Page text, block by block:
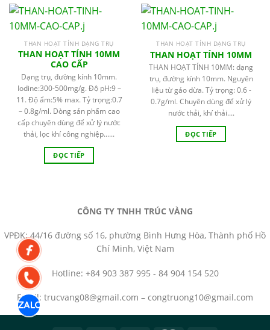
THAN HOẠT TÍNH DẠNG TRỤ
THAN HOẠT TÍNH 10MM
CAO CẤP
Dạng trụ, đường kính 10mm.
Iodine:300-500mg/g. Độ pH:9 –
11. Độ ẩm:5% max. Tỷ trọng:0.7
– 0.8g/ml. Dòng sản phẩm cao
cấp chuyên dùng để xử lý nước
thải, lọc khí công nghiệp......
ĐỌC TIẾP
THAN HOẠT TÍNH DẠNG TRỤ
THAN HOẠT TÍNH 10MM
THAN HOẠT TÍNH 10MM: dạng
trụ, đường kính 10mm. Nguyên
liệu từ gáo dừa. Tỷ trọng: 0.6 -
0.7g/ml. Chuyên dùng để xử lý
nước thải, khí thải....
ĐỌC TIẾP
CÔNG TY TNHH TRÚC VÀNG
VPĐK: 44/16 đường số 16, phường Bình Hưng Hòa, Thành phố Hồ
Chí Minh, Việt Nam
Hotline: +84 903 387 995 - 84 904 154 520
Email: trucvang08@gmail.com – congtruong10@gmail.com